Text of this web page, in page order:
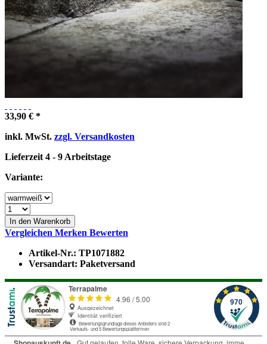
33,90 € *
inkl. MwSt. zzgl. Versandkosten
Lieferzeit 4 - 9 Arbeitstage
Variante:
In den Warenkorb
Vergleichen Merken Bewerten
Artikel-Nr.: TP1071882
Versandart: Paketversand